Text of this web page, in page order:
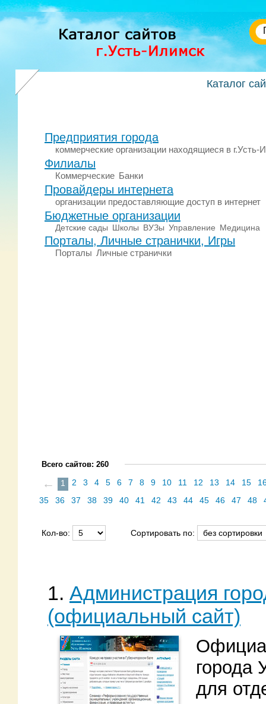
Каталог
Предприятия города
коммерческие организации находящиеся в г.Усть-
Филиалы
Коммерческие Банки
Провайдеры интернета
организации предоставляющие доступ в интернет
Бюджетные организации
Детские сады Школы ВУЗы Управление Медицина
Порталы, Личные странички, Игры
Порталы Личные странички
Всего сайтов: 260
← 1 2 3 4 5 6 7 8 9 10 11 12 13 14 15
35
36 37 38 39 40 41 42 43 44 45 46 47 48
Кол-во: Сортировать по:
1. Администрация
(официальный сайт)
города
для